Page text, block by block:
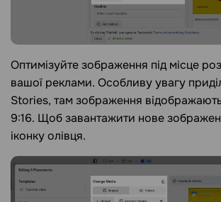
Оптимізуйте зображення під місце
вашої реклами. Особливу увагу
Stories, там зображення
9:16. Щоб завантажити нове
іконку олівця.